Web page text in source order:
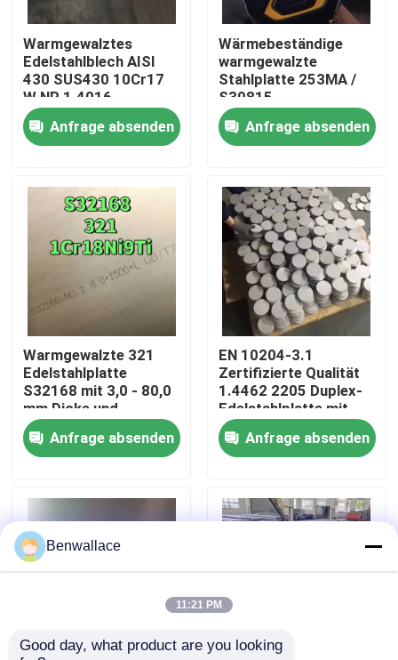
Zu Hause
Produkte
Videos
Über uns
Werksbesichtigung
Qualitätskontrolle
Neuigkeiten
Bitte um ein Angebot
Warmgewalztes
Edelstahlblech AISI
430 SUS430 10Cr17
W.NR 1.4016
10*1500*6000
Oberfläche NO.1
Anfrage absenden
Wärmebeständige
warmgewalzte
Stahlplatte 253MA /
S30815
Anfrage absenden
Warmgewalzte 321
Edelstahlplatte
S32168 mit 3,0 - 80,0
mm Dicke und
Korrosionsbeständigkeit
Anfrage absenden
EN 10204-3.1
Zertifizierte Qualität
1.4462 2205 Duplex-
Edelstahlplatte mit
Warmwalztechnik
Anfrage absenden
Benwallace
11:21 PM
Good day, what product are you looking